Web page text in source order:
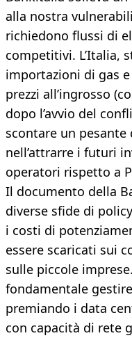
alla nostra
richiedono flussi di
competitivi. L’Italia,
importazioni di gas
prezzi all’ingrosso
dopo l’avvio del
scontare un
nell’attrarre i futuri
operatori rispetto a
Il documento della
diverse sfide di
i costi di
essere scaricati sui
sulle piccole
fondamentale
premiando i data
con capacità di rete